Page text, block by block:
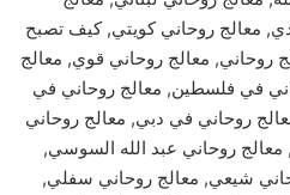
معالج روحاني كويتي, كيف تصبح
روحاني, معالج روحاني قوي, معالج
في فلسطين, معالج روحاني في
روحاني في دبي, معالج روحاني
روحاني عبد الله السوسي,
شيعي, معالج روحاني سفلي,